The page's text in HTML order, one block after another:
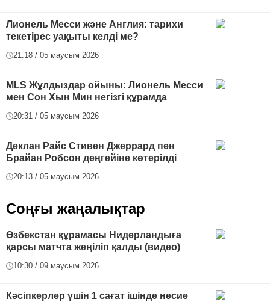
Лионель Месси және Англия: тарихи
текетірес уақыты келді ме?
21:18 / 05 маусым 2026
MLS Жұлдыздар ойыны: Лионель Месси
мен Сон Хын Мин негізгі құрамда
20:31 / 05 маусым 2026
Деклан Райс Стивен Джеррард пен
Брайан Робсон деңгейіне көтерілді
20:13 / 05 маусым 2026
Соңғы жаңалықтар
Өзбекстан құрамасы Нидерландыға
қарсы матчта жеңіліп қалды (видео)
10:30 / 09 маусым 2026
Кәсіпкерлер үшін 1 сағат ішінде несие